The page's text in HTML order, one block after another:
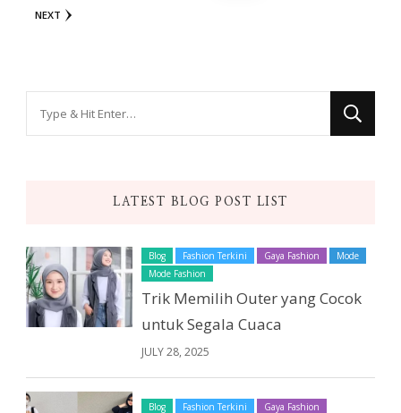
NEXT
LATEST BLOG POST LIST
Blog Fashion Terkini Gaya Fashion
Mode
Mode Fashion
Trik Memilih Outer yang Cocok
untuk Segala Cuaca
JULY 28, 2025
Blog Fashion Terkini Gaya Fashion